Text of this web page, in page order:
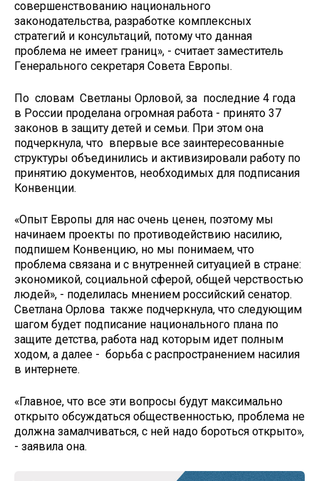
совершенствованию национального
законодательства, разработке комплексных
стратегий и консультаций, потому что данная
проблема не имеет границ», - считает заместитель
Генерального секретаря Совета Европы.
По словам Светланы Орловой, за последние 4 года
в России проделана огромная работа - принято 37
законов в защиту детей и семьи. При этом она
подчеркнула, что впервые все заинтересованные
структуры объединились и активизировали работу по
принятию документов, необходимых для подписания
Конвенции.
«Опыт Европы для нас очень ценен, поэтому мы
начинаем проекты по противодействию насилию,
подпишем Конвенцию, но мы понимаем, что
проблема связана и с внутренней ситуацией в стране:
экономикой, социальной сферой, общей черствостью
людей», - поделилась мнением российский сенатор.
Светлана Орлова также подчеркнула, что следующим
шагом будет подписание национального плана по
защите детства, работа над которым идет полным
ходом, а далее - борьба с распространением насилия
в интернете.
«Главное, что все эти вопросы будут максимально
открыто обсуждаться общественностью, проблема не
должна замалчиваться, с ней надо бороться открыто»,
- заявила она.